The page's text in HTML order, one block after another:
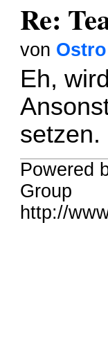
Re:
von Ostro
Eh,
setzen.
Powered
Group
http://